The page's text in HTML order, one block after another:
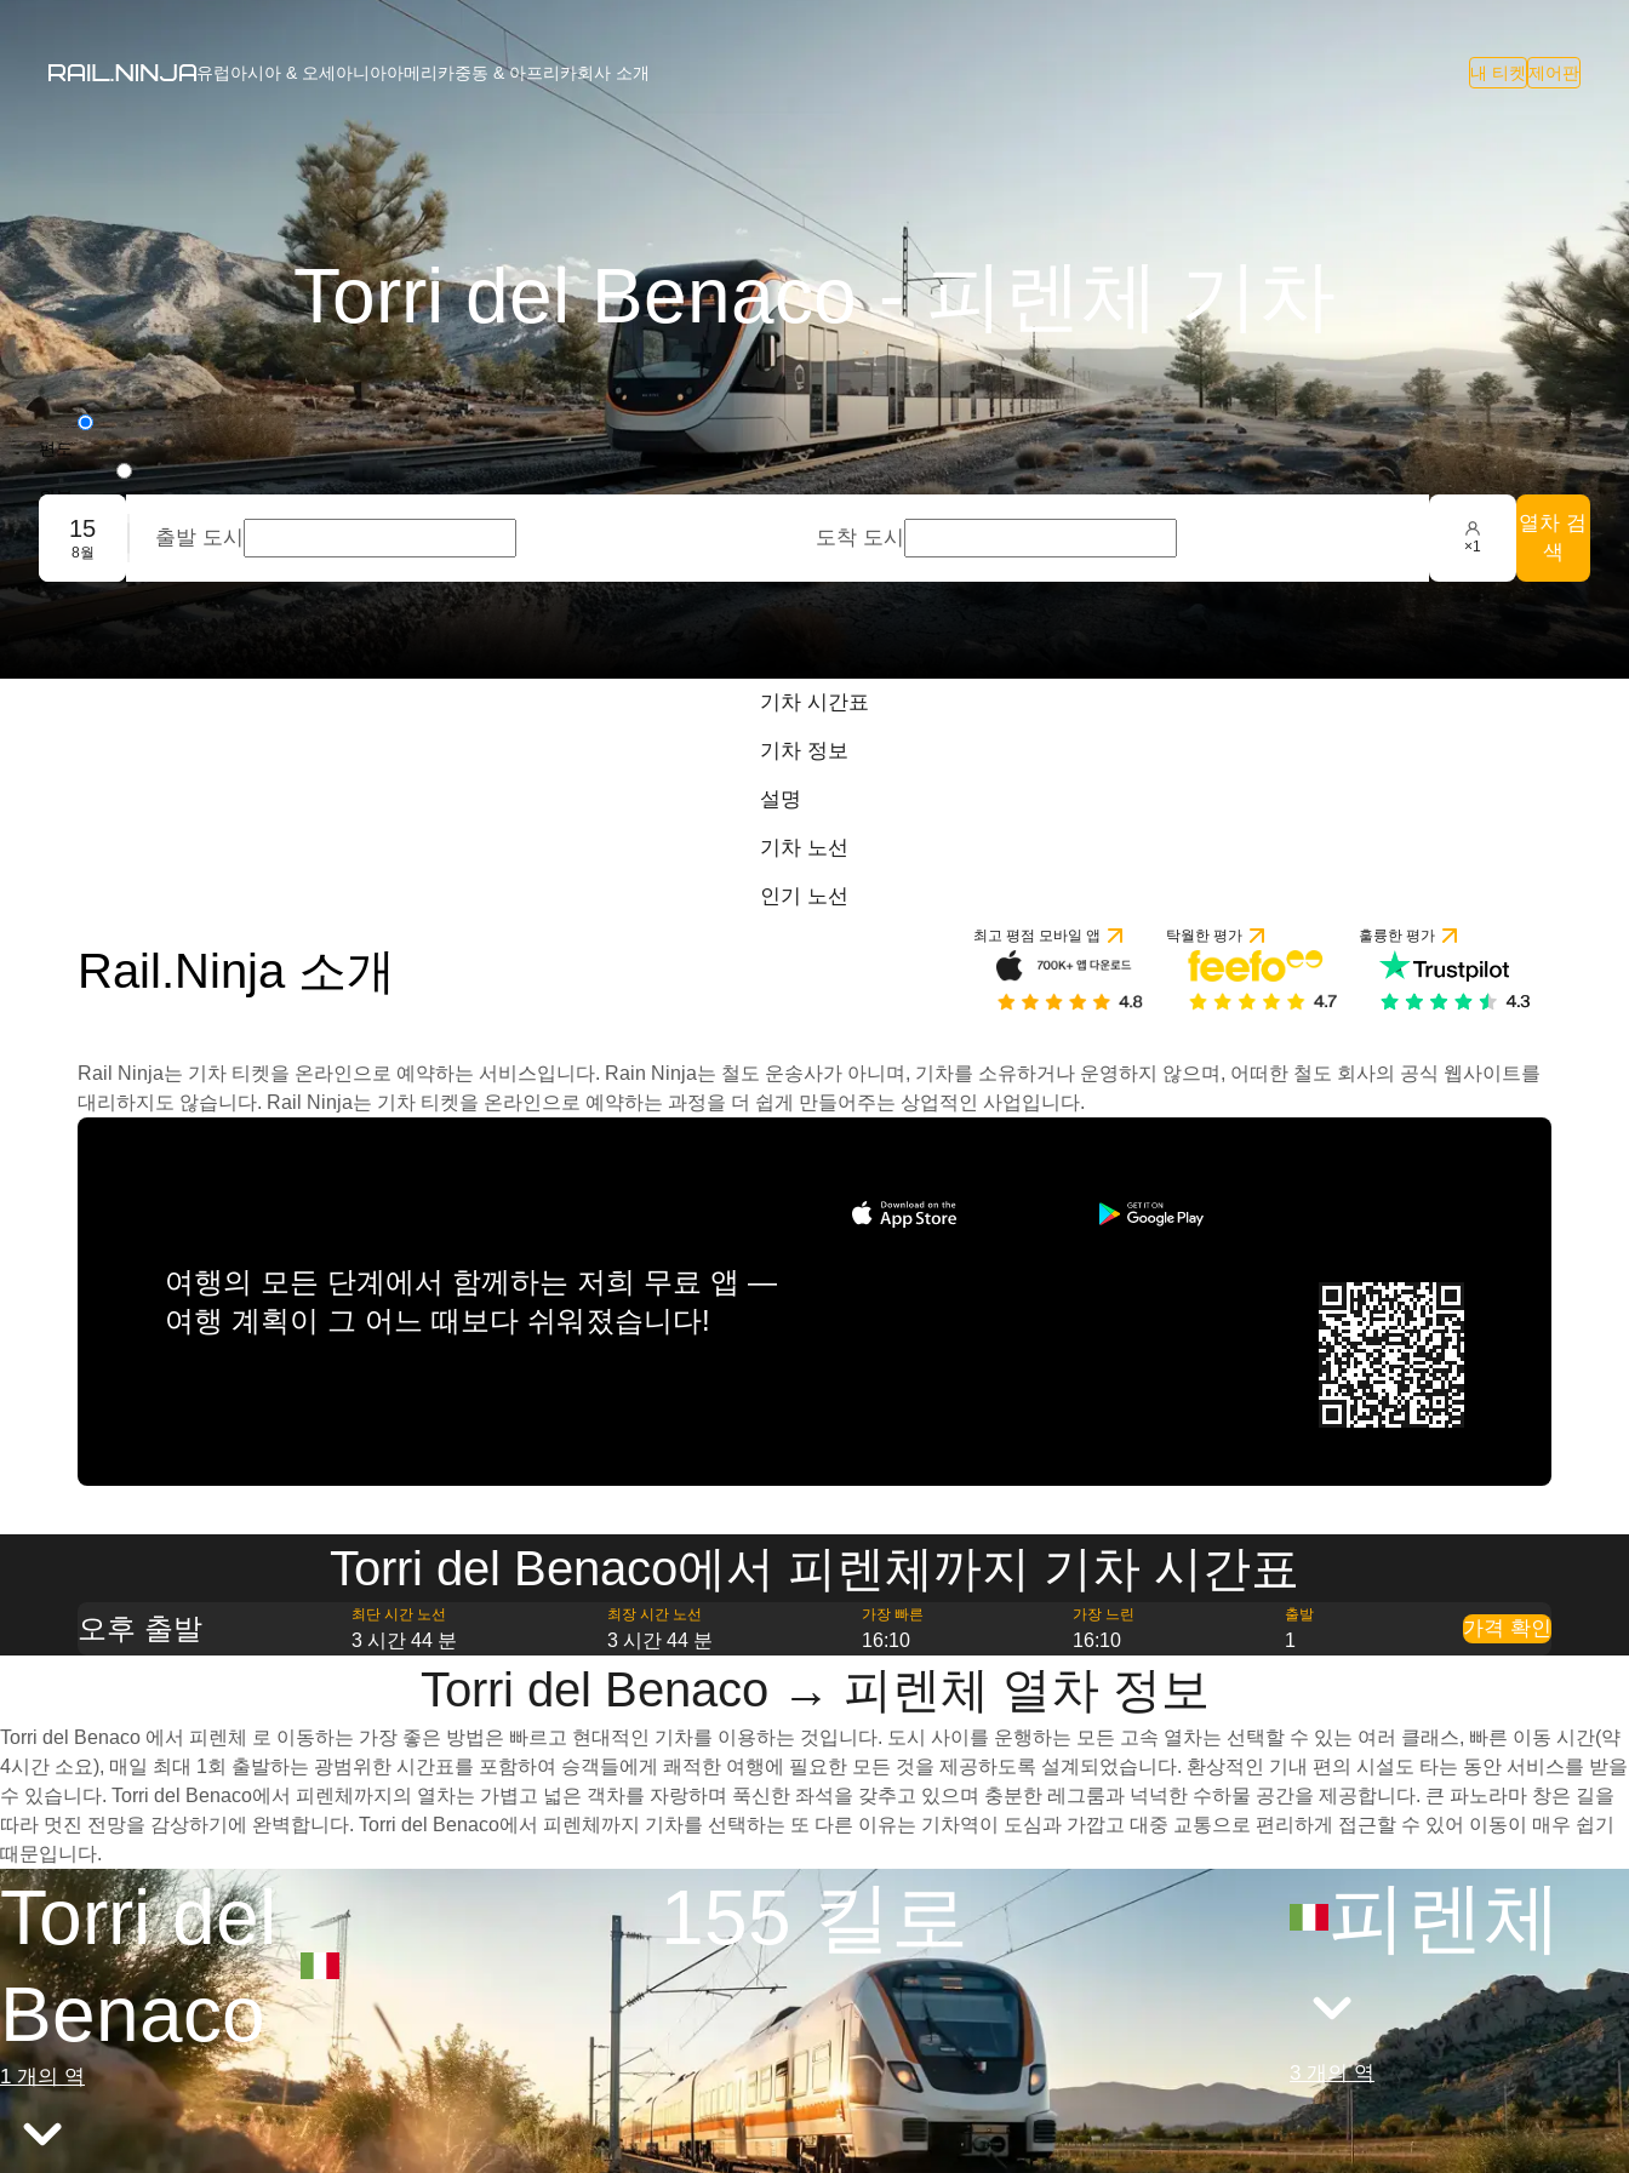
유럽아시아 & 오세아니아아메리카중동 & 아프리카회사 소개 내 티켓 제어판
Torri del Benaco - 피렌체 기차
편도
왕복
단체 예약
15
8월
출발 도시 도착 도시 ×1
열차 검
색
기차 시간표
기차 정보
설명
기차 노선
인기 노선
Rail.Ninja 소개
최고 평점 모바일 앱 탁월한 평가 훌륭한 평가
Rail Ninja는 기차 티켓을 온라인으로 예약하는 서비스입니다. Rain Ninja는 철도 운송사가 아니며, 기차를 소유하거나 운영하지 않으며, 어떠한 철도 회사의 공식 웹사이트를
대리하지도 않습니다. Rail Ninja는 기차 티켓을 온라인으로 예약하는 과정을 더 쉽게 만들어주는 상업적인 사업입니다.
여행의 모든 단계에서 함께하는 저희 무료 앱 —
여행 계획이 그 어느 때보다 쉬워졌습니다!
Torri del Benaco에서 피렌체까지 기차 시간표
오후 출발 최단 시간 노선
3 시간 44 분
최장 시간 노선
3 시간 44 분
가장 빠른
16:10
가장 느린
16:10
출발
1
가격 확인
Torri del Benaco → 피렌체 열차 정보
Torri del Benaco 에서 피렌체 로 이동하는 가장 좋은 방법은 빠르고 현대적인 기차를 이용하는 것입니다. 도시 사이를 운행하는 모든 고속 열차는 선택할 수 있는 여러 클래스, 빠른 이동 시간(약
4시간 소요), 매일 최대 1회 출발하는 광범위한 시간표를 포함하여 승객들에게 쾌적한 여행에 필요한 모든 것을 제공하도록 설계되었습니다. 환상적인 기내 편의 시설도 타는 동안 서비스를 받을
수 있습니다. Torri del Benaco에서 피렌체까지의 열차는 가볍고 넓은 객차를 자랑하며 푹신한 좌석을 갖추고 있으며 충분한 레그룸과 넉넉한 수하물 공간을 제공합니다. 큰 파노라마 창은 길을
따라 멋진 전망을 감상하기에 완벽합니다. Torri del Benaco에서 피렌체까지 기차를 선택하는 또 다른 이유는 기차역이 도심과 가깝고 대중 교통으로 편리하게 접근할 수 있어 이동이 매우 쉽기
때문입니다.
Torri del
Benaco
1 개의 역
155 킬로 피렌체
3 개의 역